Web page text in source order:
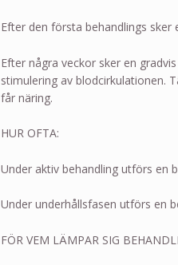
Efter den första behandlings
Efter några veckor sker en
stimulering av blodcirkulationen.
får näring.
HUR OFTA:
Under aktiv behandling utförs en
Under underhållsfasen utförs en
FÖR VEM LÄMPAR SIG